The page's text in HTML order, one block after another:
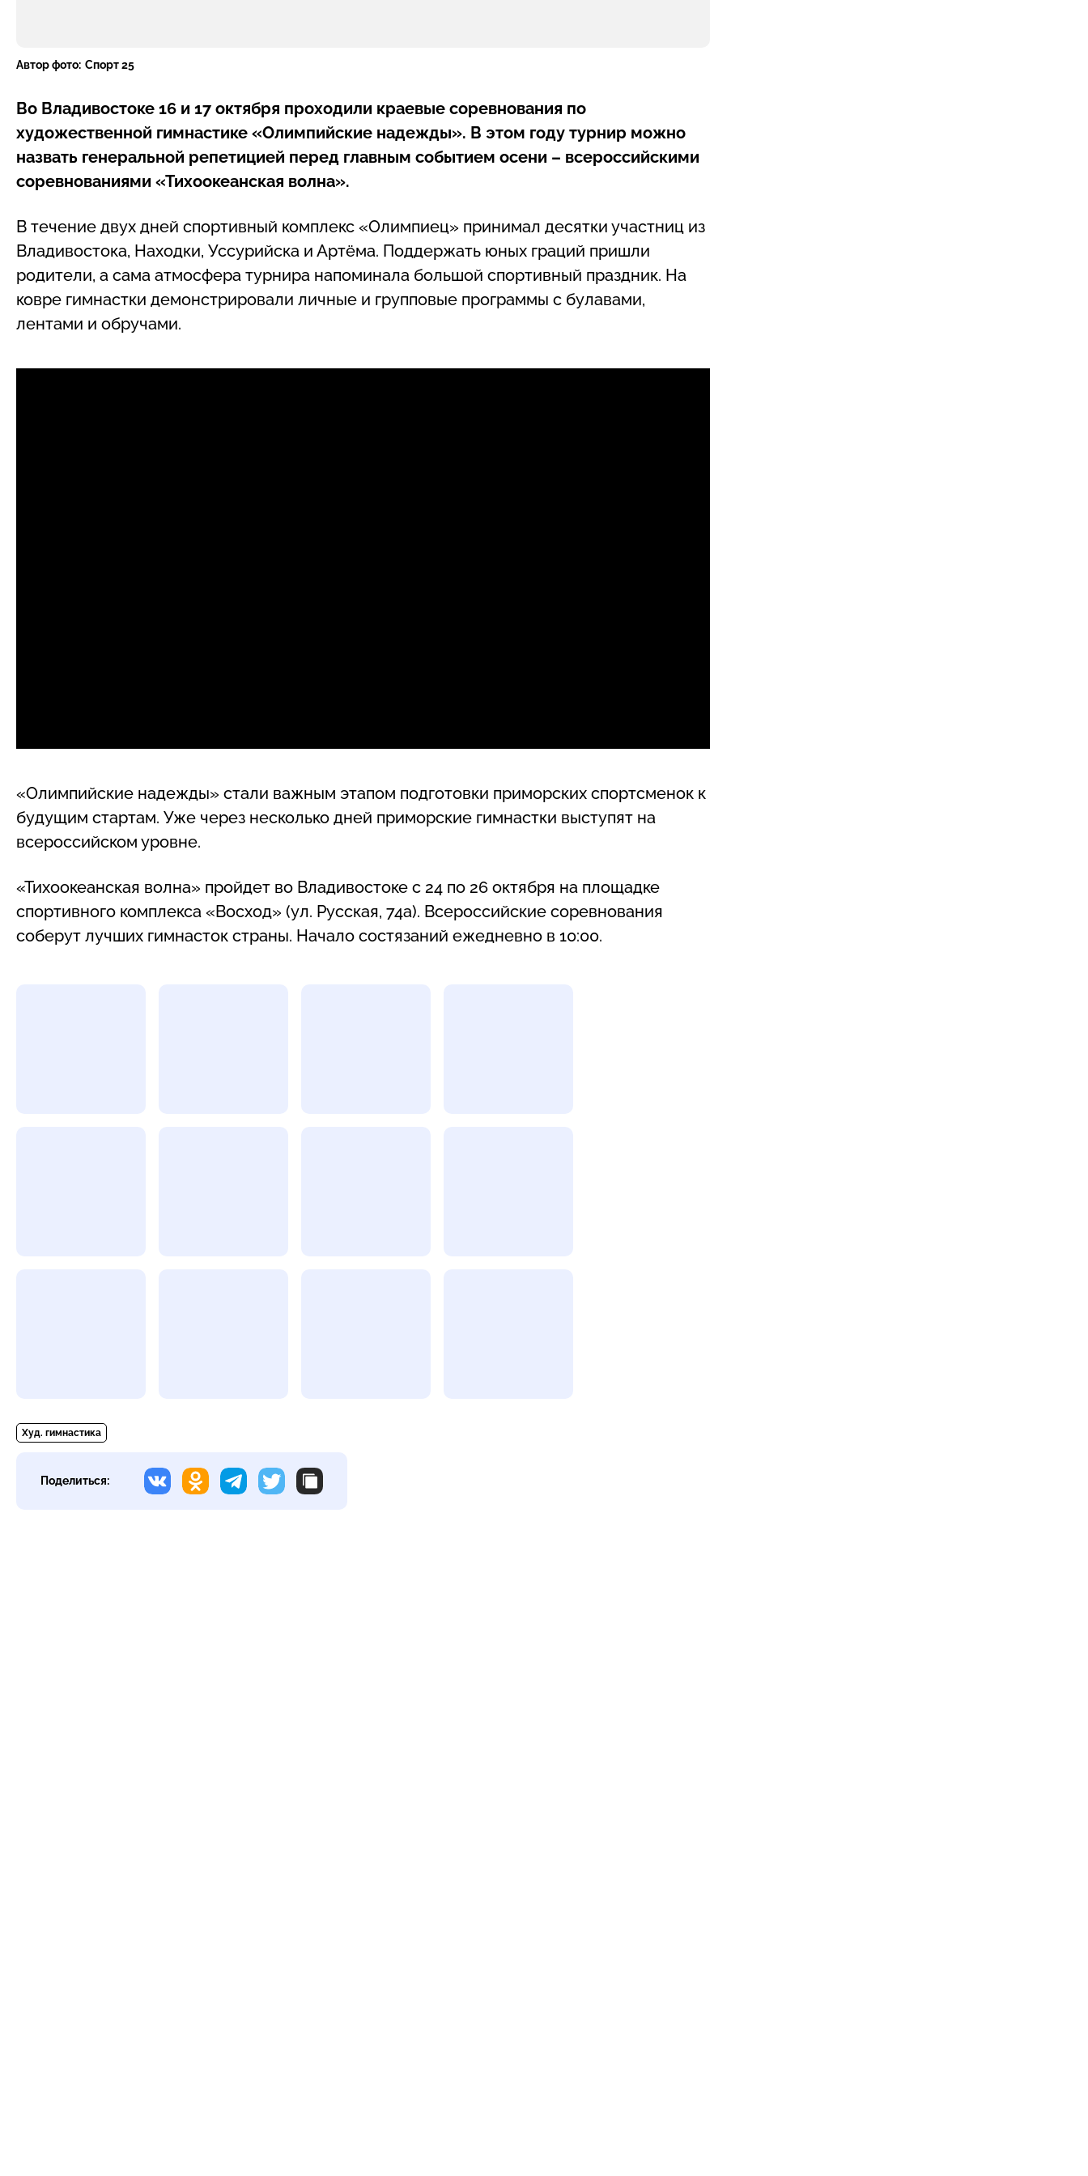
Автор фото: Спорт 25
Во Владивостоке 16 и 17 октября проходили краевые соревнования по
художественной гимнастике «Олимпийские надежды». В этом году турнир можно
назвать генеральной репетицией перед главным событием осени – всероссийскими
соревнованиями «Тихоокеанская волна».
В течение двух дней спортивный комплекс «Олимпиец» принимал десятки участниц из
Владивостока, Находки, Уссурийска и Артёма. Поддержать юных граций пришли
родители, а сама атмосфера турнира напоминала большой спортивный праздник. На
ковре гимнастки демонстрировали личные и групповые программы с булавами,
лентами и обручами.
«Олимпийские надежды» стали важным этапом подготовки приморских спортсменок к
будущим стартам. Уже через несколько дней приморские гимнастки выступят на
всероссийском уровне.
«Тихоокеанская волна» пройдет во Владивостоке с 24 по 26 октября на площадке
спортивного комплекса «Восход» (ул. Русская, 74а). Всероссийские соревнования
соберут лучших гимнасток страны. Начало состязаний ежедневно в 10:00.
Худ. гимнастика
Поделиться: